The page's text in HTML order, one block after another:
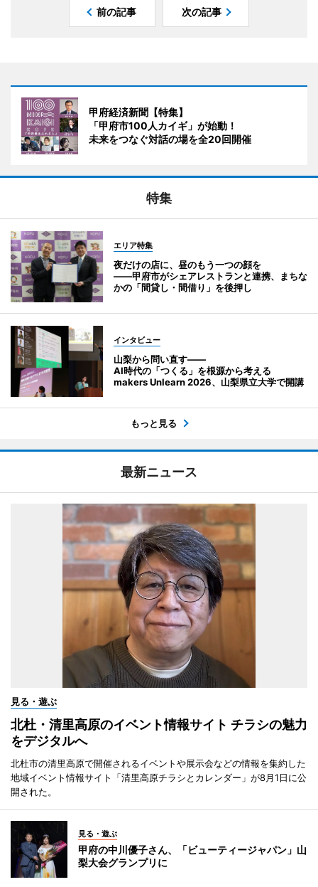
前の記事 次の記事
甲府経済新聞【特集】
「甲府市100人カイギ」が始動！
未来をつなぐ対話の場を全20回開催
特集
エリア特集
夜だけの店に、昼のもう一つの顔を
――甲府市がシェアレストランと連携、まちな
かの「間貸し・間借り」を後押し
インタビュー
山梨から問い直す――
AI時代の「つくる」を根源から考える
makers Unlearn 2026、山梨県立大学で開講
もっと見る
最新ニュース
見る・遊ぶ
北杜・清里高原のイベント情報サイト チラシの魅力
をデジタルへ
北杜市の清里高原で開催されるイベントや展示会などの情報を集約した
地域イベント情報サイト「清里高原チラシとカレンダー」が8月1日に公
開された。
見る・遊ぶ
甲府の中川優子さん、「ビューティージャパン」山
梨大会グランプリに